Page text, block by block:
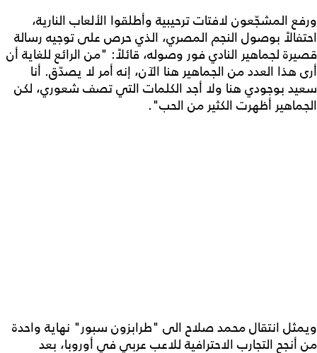
ورفع المشجّعون لافتات ترحيبية وأطلقوا الألعاب النارية،
احتفالاً بوصول النجم المصري، الذي حرص على توجيه رسالة
قصيرة لجماهير النادي فور وصوله، قائلاً: "من الرائع للغاية أن
أرى هذا العدد من الجماهير هنا الآن، إنه أمر لا يصدّق. أنا
سعيد بوجودي هنا ولا أجد الكلمات التي تصف شعوري، لكن
الجماهير أظهرت الكثير من الحب".
ويمثل انتقال محمد صلاح الى "طرابزون سبور" نهاية واحدة
من أنجح التجارب الاحترافية للاعب عربي في أوروبا، بعد